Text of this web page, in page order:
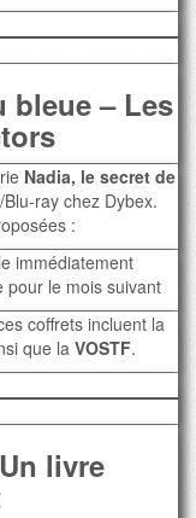
bleue – Les
Nadia, le secret de
ray chez Dybex.
:
immédiatement
pour le mois suivant
coffrets incluent la
que la VOSTF.
livre